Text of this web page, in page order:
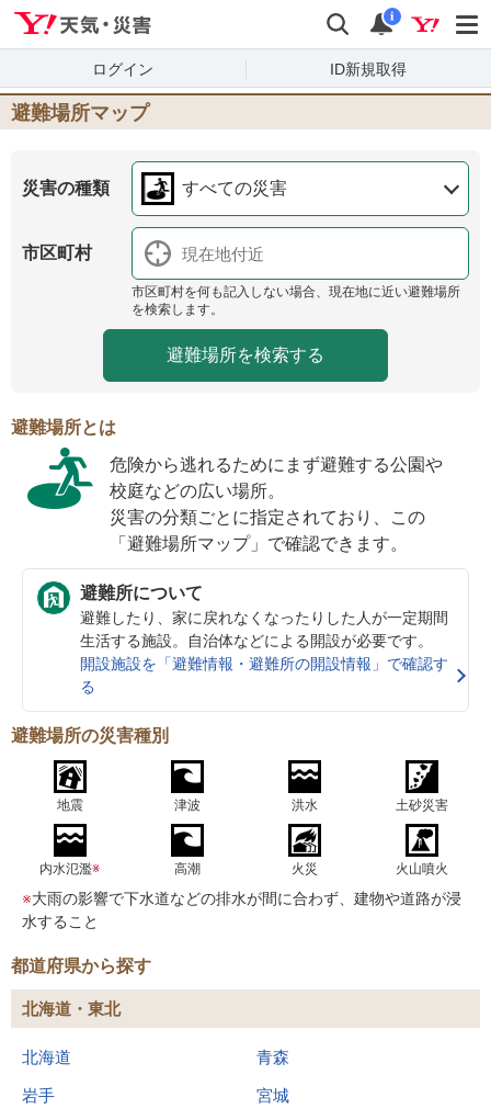
検索 通知
i
ログイン ID新規取得
避難場所マップ
災害の種類 すべての災害
市区町村
市区町村を何も記入しない場合、現在地に近い避難場所
を検索します。
避難場所とは
危険から逃れるためにまず避難する公園や
校庭などの広い場所。
災害の分類ごとに指定されており、この
「避難場所マップ」で確認できます。
避難所について
避難したり、家に戻れなくなったりした人が一定期間
生活する施設。自治体などによる開設が必要です。
開設施設を「避難情報・避難所の開設情報」で確認す
る
避難場所の災害種別
地震 津波 洪水 土砂災害
内水氾濫※ 高潮 火災 火山噴火
※大雨の影響で下水道などの排水が間に合わず、建物や道路が浸
水すること
都道府県から探す
北海道・東北
北海道 青森
岩手 宮城